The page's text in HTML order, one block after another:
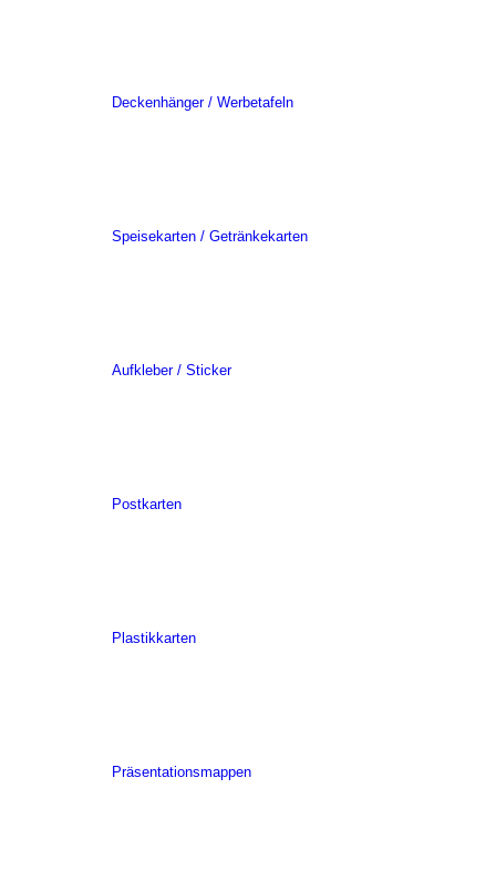
Deckenhänger / Werbetafeln
Speisekarten / Getränkekarten
Aufkleber / Sticker
Postkarten
Plastikkarten
Präsentationsmappen